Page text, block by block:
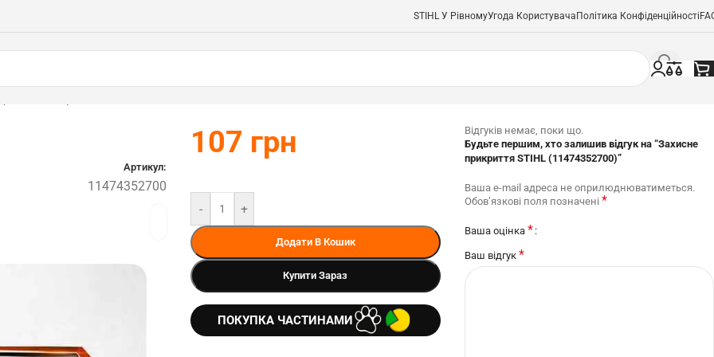
STIHL У РівномуУгода Користувача Політика Конфіденційності
Артикул:
11474352700
107 грн
- +
Додати В Кошик
Купити Зараз
ПОКУПКА ЧАСТИНАМИ
Відгуків немає, поки що.
Будьте першим, хто залишив відгук на “Захисне
прикриття STIHL (11474352700)”
Ваша e-mail адреса не оприлюднюватиметься.
Обов’язкові поля позначені *
Ваша оцінка *
Ваш відгук *